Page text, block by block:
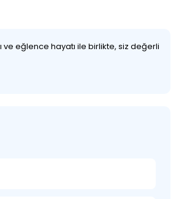
eğlence hayatı ile birlikte, siz değerli